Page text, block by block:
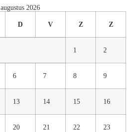
augustus 2026
D V Z Z
1 2
6 7 8 9
13 14 15 16
20 21 22 23